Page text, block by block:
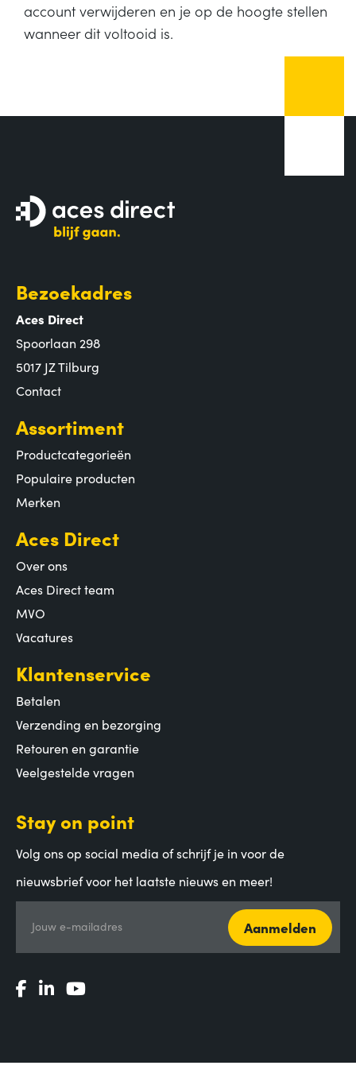
account verwijderen en je op de hoogte stellen
wanneer dit voltooid is.
Bezoekadres
Aces Direct
Spoorlaan 298
5017 JZ Tilburg
Contact
Assortiment
Productcategorieën
Populaire producten
Merken
Aces Direct
Over ons
Aces Direct team
MVO
Vacatures
Klantenservice
Betalen
Verzending en bezorging
Retouren en garantie
Veelgestelde vragen
Stay on point
Volg ons op social media of schrijf je in voor de
nieuwsbrief voor het laatste nieuws en meer!
Jouw e-mailadres Aanmelden